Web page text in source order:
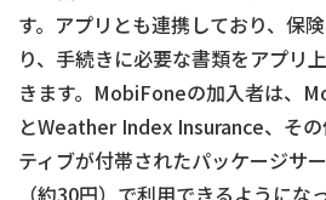
す。アプリとも連携しており、保
り、手続きに必要な書類をアプリ
きます。MobiFoneの加入者は、
とWeather Index Insurance、そ
ティブが付帯されたパッケージサ